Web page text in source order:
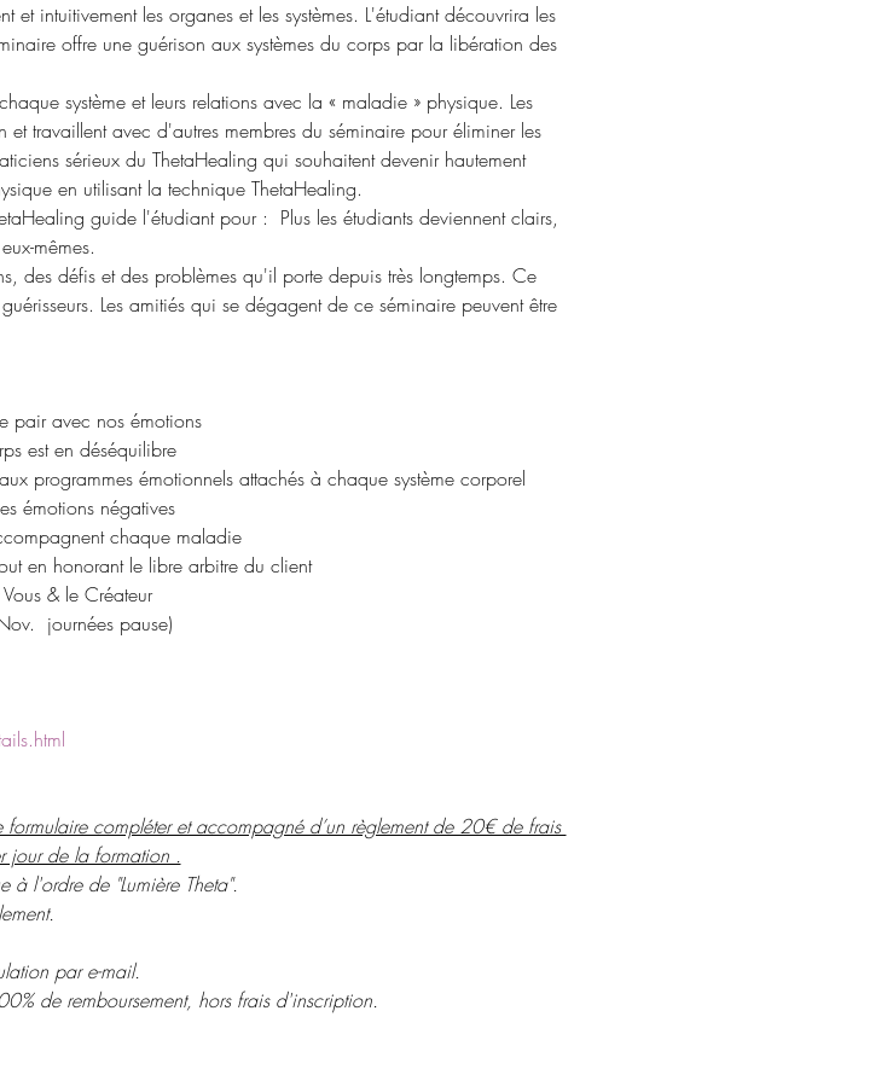
et intuitivement les organes et les systèmes. L'étudiant découvrira les
offre une guérison aux systèmes du corps par la libération des
système et leurs relations avec la « maladie » physique. Les
travaillent avec d'autres membres du séminaire pour éliminer les
sérieux du ThetaHealing qui souhaitent devenir hautement
en utilisant la technique ThetaHealing.
guide l'étudiant pour :  Plus les étudiants deviennent clairs,
mêmes.
des défis et des problèmes qu'il porte depuis très longtemps. Ce
Les amitiés qui se dégagent de ce séminaire peuvent être
pair avec nos émotions
est en déséquilibre
programmes émotionnels attachés à chaque système corporel
émotions négatives
chaque maladie
en honorant le libre arbitre du client
& le Créateur
journées pause)
formulaire compléter et accompagné d’un règlement de 20€ de frais
jour de la formation .
à l'ordre de "Lumière Theta".
par e-mail.
de remboursement, hors frais d'inscription.